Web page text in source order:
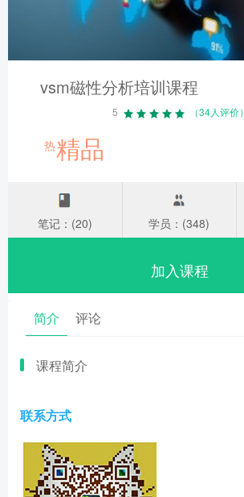
vsm磁性分析培训课程
5 （34人评价）
热精品
笔记：(20) 学员：(348)
加入课程
简介 评论
课程简介
联系方式